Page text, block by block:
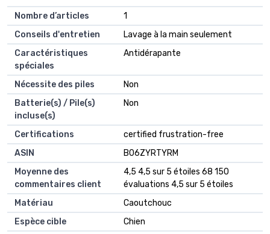
Nombre d’articles
‎1
Conseils d'entretien
‎Lavage à la main seulement
Caractéristiques
spéciales
‎Antidérapante
Nécessite des piles
‎Non
Batterie(s) / Pile(s)
incluse(s)
‎Non
Certifications
‎certified frustration-free
ASIN
B06ZYRTYRM
Moyenne des
commentaires client
4,5 4,5 sur 5 étoiles 68 150
évaluations 4,5 sur 5 étoiles
Matériau
Caoutchouc
Espèce cible
Chien